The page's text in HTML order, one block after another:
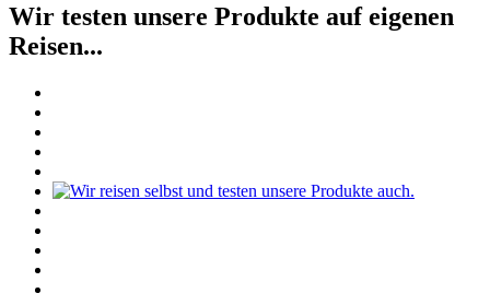
Wir testen unsere Produkte auf eigenen
Reisen...